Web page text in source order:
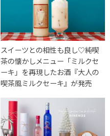
スイーツとの相性も良し♡純喫
茶の懐かしメニュー「ミルクセ
ーキ」を再現したお酒『大人の
喫茶風ミルクセーキ』が発売